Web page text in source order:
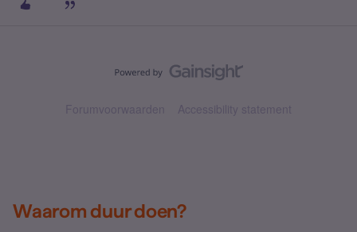
Forumvoorwaarden Accessibility statement
Waarom duur doen?